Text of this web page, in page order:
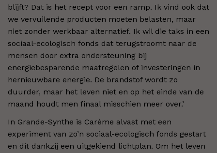
blijft? Dat is het recept voor een ramp. Ik vind ook dat
we vervuilende producten moeten belasten, maar
niet zonder werkbaar alternatief. Ik wil die taks in een
sociaal-ecologisch fonds dat terugstroomt naar de
mensen door extra ondersteuning bij
energiebesparende maatregelen of investeringen in
hernieuwbare energie. De brandstof wordt zo
duurder, maar het leven niet en op het einde van de
maand houdt men finaal misschien meer over.’
In Grande-Synthe is Carème alvast met een
experiment van zo’n sociaal-ecologisch fonds gestart
en dit dankzij een uitgekiend lichtplan. Om het leven